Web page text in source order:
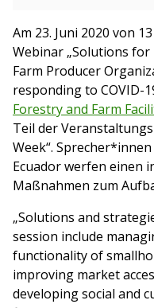
Am 23. Juni 2020 von
Webinar „Solutions for
Farm Producer
responding to COVID-
Forestry and Farm
Teil der
Week“.
Ecuador werfen einen
Maßnahmen zum
„Solutions and
session include
functionality of
improving market
developing social and